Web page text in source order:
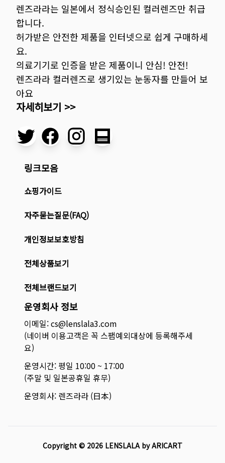
렌즈라라는 일본에서 정식승인된 컬러렌즈만 취급
합니다.
허가받은 안전한 제품을 인터넷으로 쉽게 구매하세
요.
의료기기로 인증을 받은 제품이니 안심! 안전!
렌즈라라 컬러렌즈로 생기있는 눈동자를 만들어 보
아요
자세히보기 >>
링크모음
쇼핑가이드
자주묻는질문(FAQ)
개인정보보호방침
전체상품보기
전체브랜드보기
운영회사 정보
이메일: cs@lenslala3.com
(네이버 이용고객은 꼭 스팸예외대상에 등록해주세
요)
운영시간: 평일 10:00 ~ 17:00
(주말 및 일본공휴일 휴무)
운영회사: 렌즈라라 (日本)
Copyright © 2026 LENSLALA by ARICART